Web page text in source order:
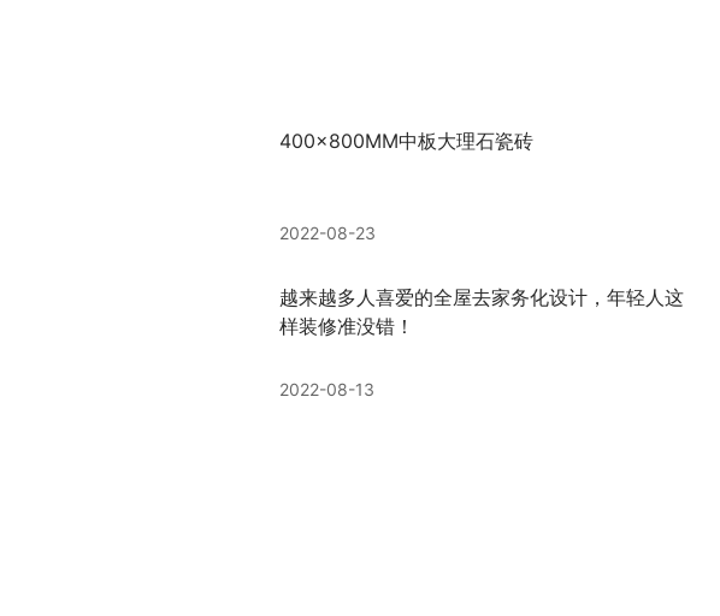
400x800MM中板大理石瓷砖
2022-08-23
越来越多人喜爱的全屋去家务化设计，年轻人这
样装修准没错！
2022-08-13